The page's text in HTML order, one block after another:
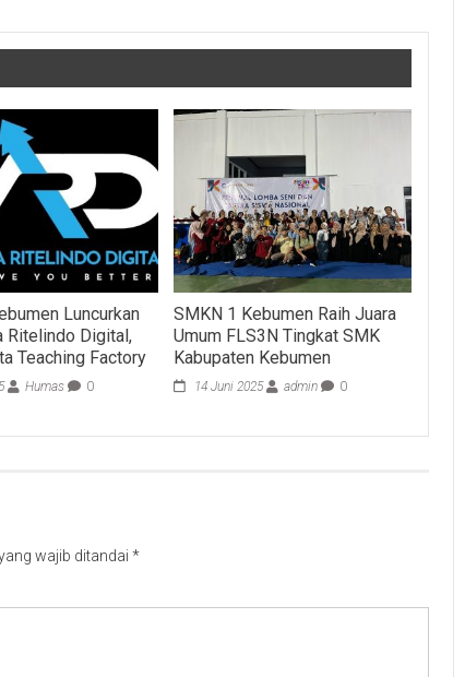
Luncurkan
Ritelindo Digital,
Teaching Factory
Humas 0
SMKN 1 Kebumen Raih Juara
Umum FLS3N Tingkat SMK
Kabupaten Kebumen
14 Juni 2025 admin 0
wajib ditandai *